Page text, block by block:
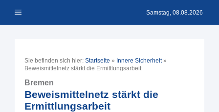
Inhalt Menü Samstag, 08.08.2026
Sie befinden sich hier: Startseite » Innere Sicherheit»
Beweismittelnetz stärkt die Ermittlungsarbeit
Bremen
Beweismittelnetz stärkt die
Ermittlungsarbeit